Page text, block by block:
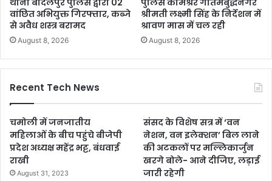
थाना बादलपुर पुलिस द्वारा 02
वांछित अभियुक्त गिरफ्तार, कब्जे
से अवैध शस्त्र बरामद
August 8, 2026
पुलिस कमिश्रर गौतमबुद्धनगर
श्रीमती लक्ष्मी सिंह के निर्देशन में
श्रावण मास में चल रही
August 8, 2026
Recent Tech News
चमोली में जनजातीय
महिलाओं के बीच पहुंचे बीजेपी
प्रदेश अध्यक्ष महेंद्र भट्ट, बंधवाई
राखी
August 31, 2023
संसद के विशेष सत्र में ‘वन
नेशन, वन इलेक्शन’ बिल लाने
की अटकलों पर मल्लिकार्जुन
खरगे बोले- आने दीजिए, लड़ाई
जारी रहेगी